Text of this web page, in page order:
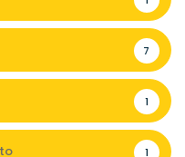
7
1
1